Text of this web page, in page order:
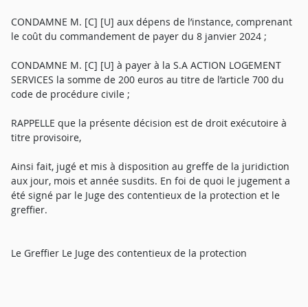
CONDAMNE M. [C] [U] aux dépens de l’instance, comprenant
le coût du commandement de payer du 8 janvier 2024 ;
CONDAMNE M. [C] [U] à payer à la S.A ACTION LOGEMENT
SERVICES la somme de 200 euros au titre de l’article 700 du
code de procédure civile ;
RAPPELLE que la présente décision est de droit exécutoire à
titre provisoire,
Ainsi fait, jugé et mis à disposition au greffe de la juridiction
aux jour, mois et année susdits. En foi de quoi le jugement a
été signé par le Juge des contentieux de la protection et le
greffier.
Le Greffier Le Juge des contentieux de la protection